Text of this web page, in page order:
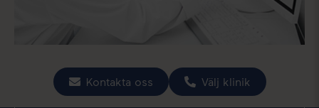
Kontakta oss Välj klinik